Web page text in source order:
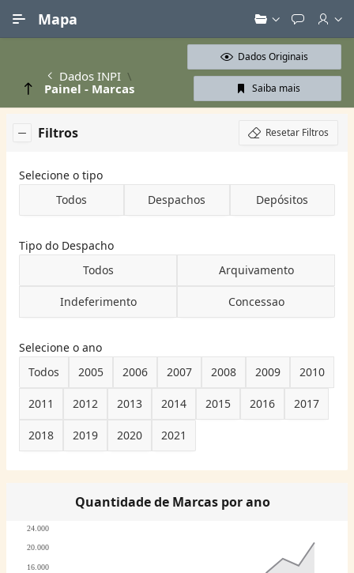
Mapa
Dados INPI
Painel - Marcas
Dados Originais
Saiba mais
Filtros Resetar Filtros
Selecione o tipo
Todos
Despachos Depósitos
Tipo do Despacho
Todos
Arquivamento
Indeferimento Concessao
Selecione o ano
Todos
2005 2006 2007 2008 2009 2010
2011 2012 2013 2014 2015 2016 2017
2018 2019 2020 2021
Quantidade de Marcas por ano
16.000
20.000
24.000